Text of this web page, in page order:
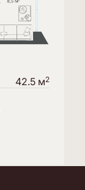
42.5 м2